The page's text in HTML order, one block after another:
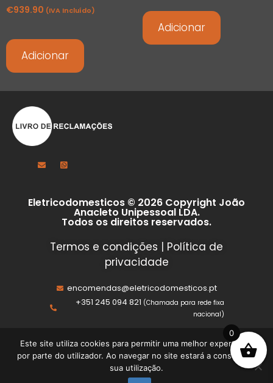
€939.90 (IVA Incluído)
Adicionar
Adicionar
Eletricodomesticos © 2026 Copyright João
Anacleto Unipessoal LDA.
Todos os direitos reservados.
Termos e condições | Política de
privacidade
encomendas@eletricodomesticos.pt
+351 245 094 821 (Chamada para rede fixa
nacional)
0
Este site utiliza cookies para permitir uma melhor experiência
por parte do utilizador. Ao navegar no site estará a consentir a
sua utilização.